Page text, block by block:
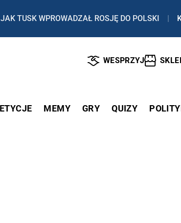
TUSK WPROWADZAŁ ROSJĘ DO POLSKI |
WESPRZYJ
MEMY GRY QUIZY